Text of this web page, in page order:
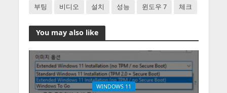
부팅
비디오 설치 성능 윈도우 7 체크
You may also like
WINDOWS 11